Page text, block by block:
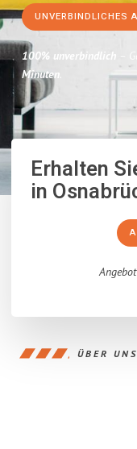
UNVERBINDLICHES
100% unverbindlich –
Minuten.
Erhalten
in
Angebot
ÜBER UNS